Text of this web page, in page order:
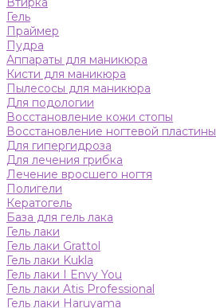
Гель
Праймер
Пудра
Аппараты для маникюра
Кисти для маникюра
Пылесосы для маникюра
Для подологии
Восстановление кожи стопы
Восстановление ногтевой пластины
Для гипергидроза
Для лечения грибка
Лечение вросшего ногтя
Полигели
Кератогель
База для гель лака
Гель лаки
Гель лаки Grattol
Гель лаки Kukla
Гель лаки I Envy You
Гель лаки Atis Professional
Гель лаки Haruyama